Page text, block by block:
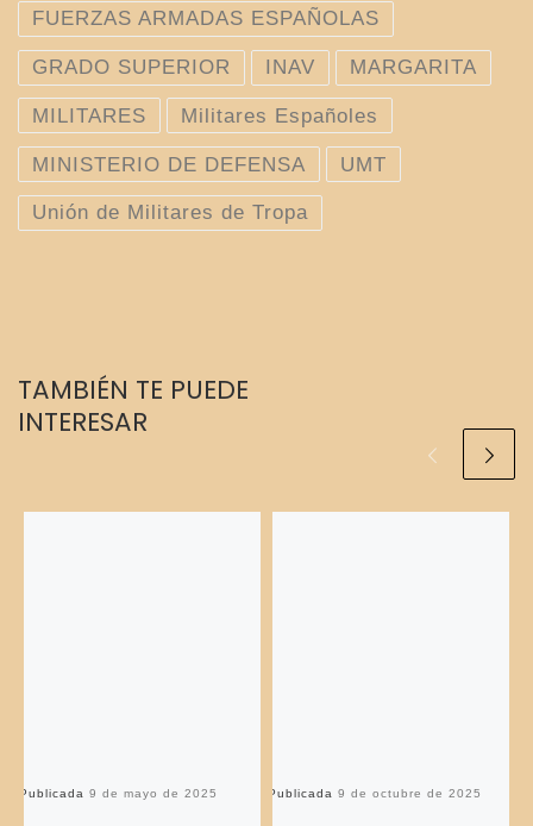
FUERZAS ARMADAS ESPAÑOLAS
GRADO SUPERIOR INAV MARGARITA
MILITARES Militares Españoles
MINISTERIO DE DEFENSA UMT
Unión de Militares de Tropa
TAMBIÉN TE PUEDE
INTERESAR
Publicada9 de mayo de 2025 Publicada9 de octubre de 2025